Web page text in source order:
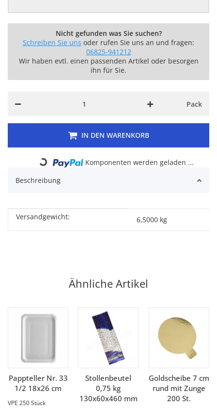
Nicht gefunden was Sie suchen?
Schreiben Sie uns oder rufen Sie uns an und fragen:
06825-941212
Wir haben evtl. einen passenden Artikel oder besorgen
ihn für Sie.
Pack
IN DEN WARENKORB
Loading...
Komponenten werden geladen ...
Beschreibung
Produkteigenschaft
Wert
Versandgewicht: 6,5000 kg
Ähnliche Artikel
Pappteller Nr. 33
1/2 18x26 cm
VPE 250 Stück
Stollenbeutel
0,75 kg
130x60x460 mm
Goldscheibe 7 cm
rund mit Zunge
200 St.